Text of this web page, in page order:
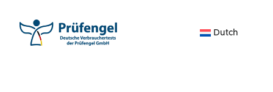
naar
Dutch